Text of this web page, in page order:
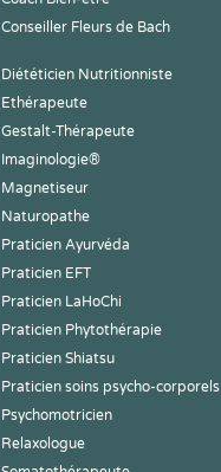
Conseiller Fleurs de Bach
Diététicien Nutritionniste
Ethérapeute
Gestalt-Thérapeute
Imaginologie®
Magnetiseur
Naturopathe
Praticien Ayurvéda
Praticien EFT
Praticien LaHoChi
Praticien Phytothérapie
Praticien Shiatsu
Praticien soins psycho-corporels
Psychomotricien
Relaxologue